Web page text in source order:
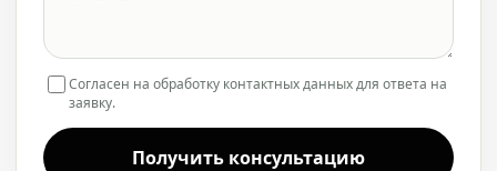
Согласен на обработку контактных данных для ответа на
заявку.
Получить консультацию